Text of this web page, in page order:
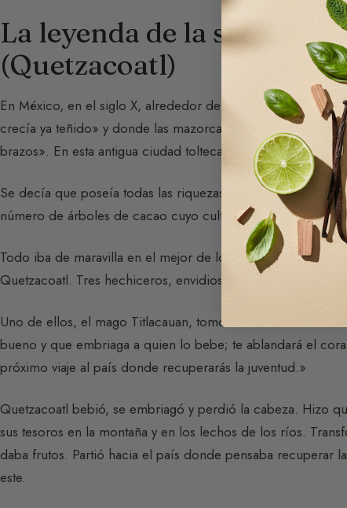
La leyenda de la
(Quetzacoatl)
En México, en el siglo X, alrededor del pueblo de Tolla,
crecía ya teñido» y donde las mazorcas de maíz eran tan
brazos». En esta antigua ciudad tolteca reinaba
Se decía que poseía todas las riquezas del mundo, en
número de árboles de cacao cuyo cultivo había enseñado a
Todo iba de maravilla en el mejor de los mundos, pero
Quetzacoatl. Tres hechiceros, envidiosos de su felicidad y
Uno de ellos, el mago Titlacauan, tomó la forma de un
bueno y que embriaga a quien lo bebe; te ablandará el
próximo viaje al país donde recuperarás la juventud.»
Quetzacoatl bebió, se embriagó y perdió la cabeza. Hizo
sus tesoros en la montaña y en los lechos de los ríos.
daba frutos. Partió hacia el país donde pensaba recuperar
este.